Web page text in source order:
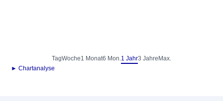
TagWoche1 Monat6 Mon.1 Jahr3 Jahre Max.
► Chartanalyse